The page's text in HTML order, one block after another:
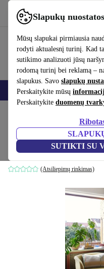
Slapukų nuostatos
Mūsų slapukai pirmiausia
rodyti aktualesnį turinį. Kad
sutikimo analizuoti jūsų
rodomą turinį bei reklamą –
slapukus. Savo slapukų
Perskaitykite mūsų
Perskaitykite duomenų
SUTIKTI SU
Naudok refurbed greitai ir
Išmanieji telefonai
Eyrie Loungestuhl
geltona
(Atsiliepimų rinkimas)